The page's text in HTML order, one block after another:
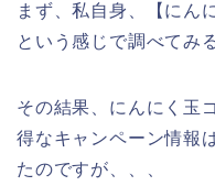
まず、私自身、【にん
という感じで調べてみ
その結果、にんにく玉
得なキャンペーン情報
たのですが、、、